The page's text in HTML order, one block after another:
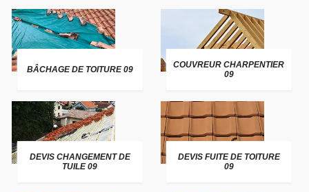
BÂCHAGE DE TOITURE 09
COUVREUR CHARPENTIER
09
DEVIS CHANGEMENT DE
TUILE 09
DEVIS FUITE DE TOITURE
09